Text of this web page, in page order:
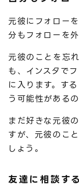
元彼にフォロー
分もフォローを
元彼のことを忘
も、インスタで
に入ります。す
う可能性があるの
まだ好きな元彼
すが、元彼のこ
しょう。
友達に相談する